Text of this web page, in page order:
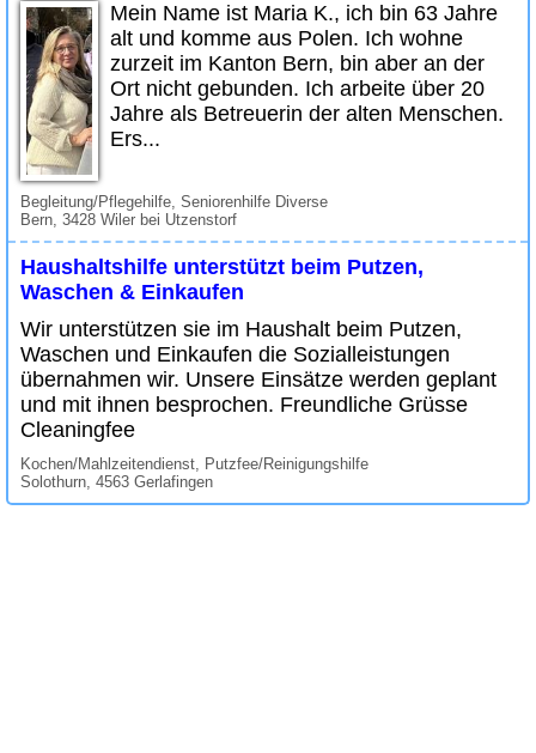
Mein Name ist Maria K., ich bin 63 Jahre
alt und komme aus Polen. Ich wohne
zurzeit im Kanton Bern, bin aber an der
Ort nicht gebunden. Ich arbeite über 20
Jahre als Betreuerin der alten Menschen.
Ers...
Begleitung/Pflegehilfe, Seniorenhilfe Diverse
Bern, 3428 Wiler bei Utzenstorf
Haushaltshilfe unterstützt beim Putzen,
Waschen & Einkaufen
Wir unterstützen sie im Haushalt beim Putzen,
Waschen und Einkaufen die Sozialleistungen
übernahmen wir. Unsere Einsätze werden geplant
und mit ihnen besprochen. Freundliche Grüsse
Cleaningfee
Kochen/Mahlzeitendienst, Putzfee/Reinigungshilfe
Solothurn, 4563 Gerlafingen